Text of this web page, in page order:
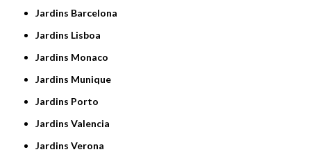
Jardins Barcelona
Jardins Lisboa
Jardins Monaco
Jardins Munique
Jardins Porto
Jardins Valencia
Jardins Verona